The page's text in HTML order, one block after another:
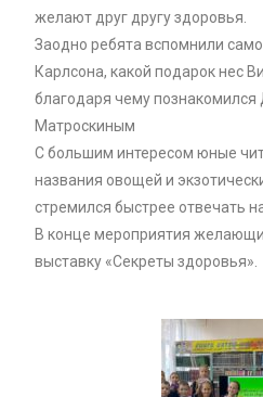
желают друг другу здоровья.
Заодно ребята вспомнили
Карлсона, какой подарок нес
благодаря чему
Матроскиным
С большим интересом юные
названия овощей и
стремился быстрее отвечать
В конце мероприятия
выставку «Секреты здоровья».